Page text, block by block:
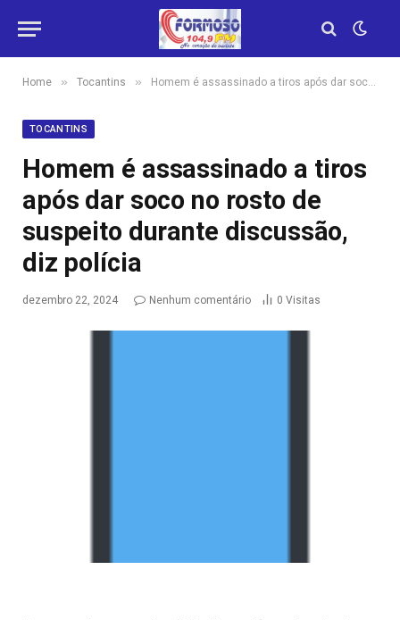
Home » Tocantins » Homem é assassinado a tiros após dar soco no rosto de suspeito durante discussão, diz polícia
TOCANTINS
Homem é assassinado a tiros
após dar soco no rosto de
suspeito durante discussão,
diz polícia
dezembro 22, 2024 Nenhum comentário 0 Visitas